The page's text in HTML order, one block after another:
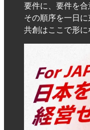
要件に、要件を合
その順序を一日に
共創はここで形に